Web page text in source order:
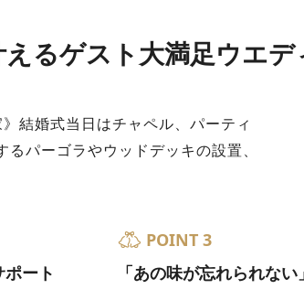
えるゲスト大満足ウエ
結婚式当日はチャペル、パーティ
パーゴラやウッドデッキの設置、
ート
POINT 3
「あの味が忘れられな